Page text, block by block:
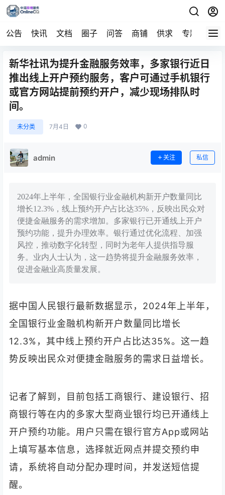
公告 快讯 文档 圈子 问答 商铺 供求 专题 导航
新华社讯为提升金融服务效率，多家银行近日
推出线上开户预约服务，客户可通过手机银行
或官方网站提前预约开户，减少现场排队时
间。
未分类 7月4日 0
admin 关注 私信
2024年上半年，全国银行业金融机构新开户数量同比
增长12.3%，线上预约开户占比达35%，反映出民众对
便捷金融服务的需求增加。多家银行已开通线上开户
预约功能，提升办理效率。银行通过优化流程、加强
风控，推动数字化转型，同时为老年人提供指导服
务。业内人士认为，这一趋势将提升金融服务效率，
促进金融业高质量发展。
据中国人民银行最新数据显示，2024年上半年，
全国银行业金融机构新开户数量同比增长
12.3%，其中线上预约开户占比达35%。这一趋
势反映出民众对便捷金融服务的需求日益增长。
记者了解到，目前包括工商银行、建设银行、招
商银行等在内的多家大型商业银行均已开通线上
开户预约功能。用户只需在银行官方App或网站
上填写基本信息，选择就近网点并提交预约申
请，系统将自动分配办理时间，并发送短信提
醒。